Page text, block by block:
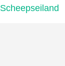
Scheepseiland